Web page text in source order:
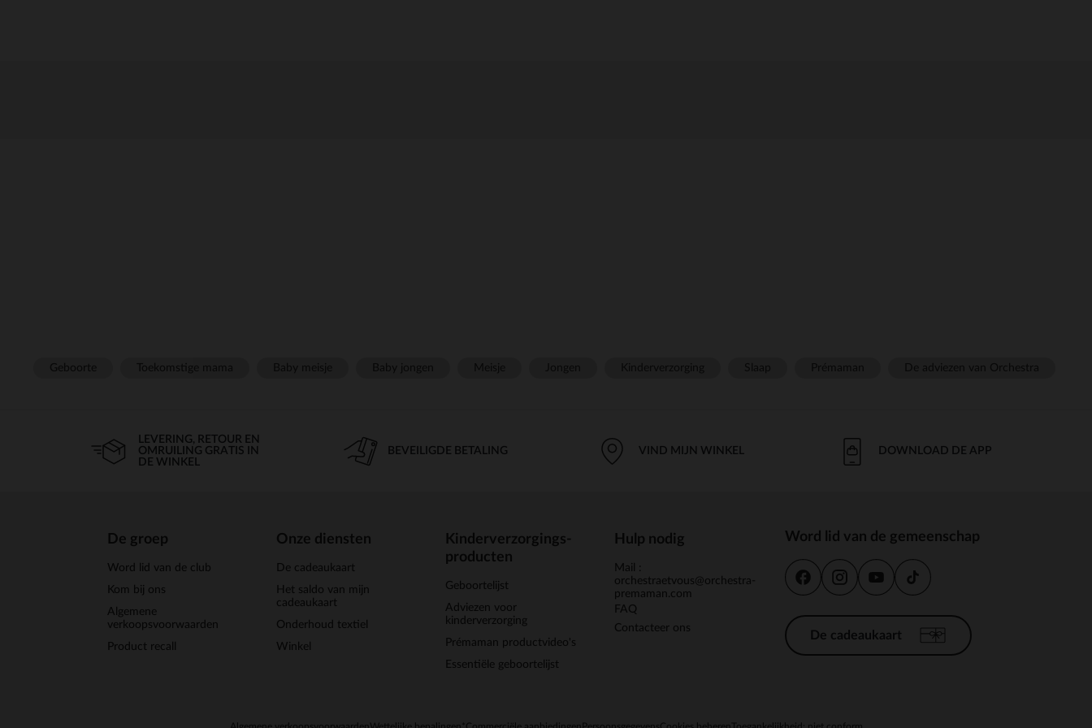
LEVERING, RETOUR EN
OMRUILING GRATIS IN
DE WINKEL
BEVEILIGDE BETALING VIND MIJN WINKEL DOWNLOAD DE APP
De groep
Word lid van de club
Kom bij ons
Algemene
verkoopsvoorwaarden
Product recall
Onze diensten
De cadeaukaart
Het saldo van mijn
cadeaukaart
Onderhoud textiel
Winkel
Kinderverzorgings-
producten
Geboortelijst
Adviezen voor
kinderverzorging
Prémaman productvideo's
Essentiële geboortelijst
Hulp nodig
Mail :
orchestraetvous@orchestra-
premaman.com
FAQ
Contacteer ons
Word lid van de gemeenschap
De cadeaukaart